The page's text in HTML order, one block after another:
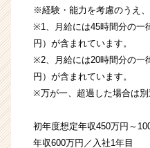
※経験・能力を考慮のうえ、
※1、月給には45時間分の一
円）が含まれています。
※2、月給には20時間分の一
円）が含まれています。
※万が一、超過した場合は別
初年度想定年収450万円～
年収600万円／入社1年目